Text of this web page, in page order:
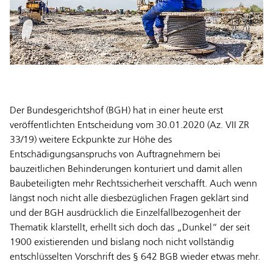
Der Bundesgerichtshof (BGH) hat in einer heute erst
veröffentlichten Entscheidung vom 30.01.2020 (Az. VII ZR
33/19) weitere Eckpunkte zur Höhe des
Entschädigungsanspruchs von Auftragnehmern bei
bauzeitlichen Behinderungen konturiert und damit allen
Baubeteiligten mehr Rechtssicherheit verschafft. Auch wenn
längst noch nicht alle diesbezüglichen Fragen geklärt sind
und der BGH ausdrücklich die Einzelfallbezogenheit der
Thematik klarstellt, erhellt sich doch das „Dunkel“ der seit
1900 existierenden und bislang noch nicht vollständig
entschlüsselten Vorschrift des § 642 BGB wieder etwas mehr.